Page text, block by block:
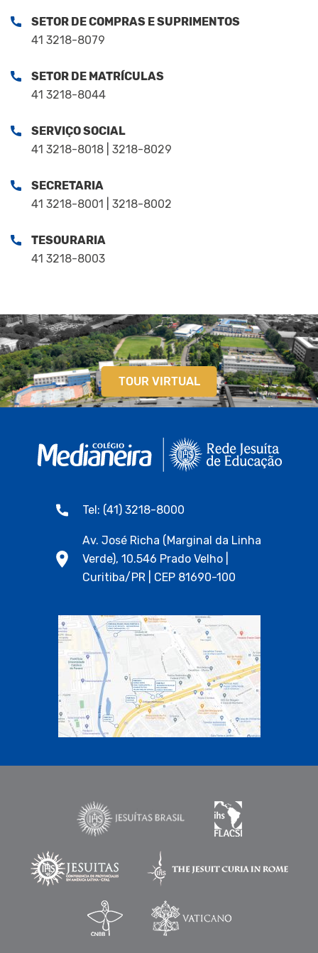
SETOR DE COMPRAS E SUPRIMENTOS
41 3218-8079
SETOR DE MATRÍCULAS
41 3218-8044
SERVIÇO SOCIAL
41 3218-8018 | 3218-8029
SECRETARIA
41 3218-8001 | 3218-8002
TESOURARIA
41 3218-8003
TOUR VIRTUAL
Tel: (41) 3218-8000
Av. José Richa (Marginal da Linha
Verde), 10.546 Prado Velho |
Curitiba/PR | CEP 81690-100